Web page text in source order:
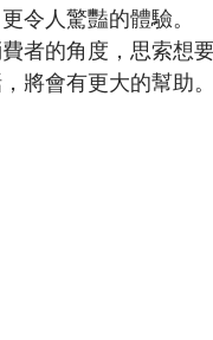
令人驚豔的體驗。
者的角度，思索想
將會有更大的幫助